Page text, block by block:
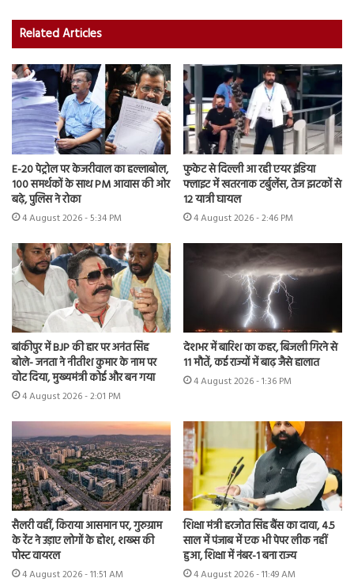
Related Articles
E-20 पेट्रोल पर केजरीवाल का हल्लाबोल,
100 समर्थकों के साथ PM आवास की ओर
बढ़े, पुलिस ने रोका
4 August 2026 - 5:34 PM
फुकेट से दिल्ली आ रही एयर इंडिया
फ्लाइट में खतरनाक टर्बुलेंस, तेज झटकों से
12 यात्री घायल
4 August 2026 - 2:46 PM
बांकीपुर में BJP की हार पर अनंत सिंह
बोले- जनता ने नीतीश कुमार के नाम पर
वोट दिया, मुख्यमंत्री कोई और बन गया
4 August 2026 - 2:01 PM
देशभर में बारिश का कहर, बिजली गिरने से
11 मौतें, कई राज्यों में बाढ़ जैसे हालात
4 August 2026 - 1:36 PM
सैलरी वहीं, किराया आसमान पर, गुरुग्राम
के रेंट ने उड़ाए लोगों के होश, शख्स की
पोस्ट वायरल
4 August 2026 - 11:51 AM
शिक्षा मंत्री हरजोत सिंह बैंस का दावा, 4.5
साल में पंजाब में एक भी पेपर लीक नहीं
हुआ, शिक्षा में नंबर-1 बना राज्य
4 August 2026 - 11:49 AM